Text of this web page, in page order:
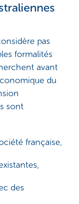
pas
formalités
avant
du
sont
française,
des